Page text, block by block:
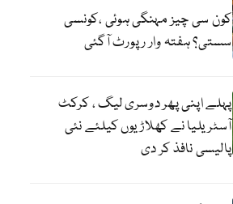
کون سی چیز مہنگی ہوئی ،کونسی
سستی؟ ہفتہ وار رپورٹ آگئی
پہلے اپنی پھر دوسری لیگ ، کرکٹ
آسٹریلیا نے کھلاڑیوں کیلئے نئی
پالیسی نافذ کر دی